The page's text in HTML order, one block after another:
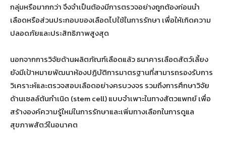
กลุ่มหรือมากกว่า จึงจำเป็นต้องมีการตรวจอย่างถูกต้องก่อนนำ
เลือดหรือส่วนประกอบของเลือดไปใช้ในการรักษา เพื่อให้เกิดความ
ปลอดภัยและประสิทธิภาพสูงสุด
นอกจากการวิจัยด้านผลิตภัณฑ์เลือดแล้ว ธนาคารเลือดสัตว์เลี้ยง
ยังมีเป้าหมายพัฒนาห้องปฏิบัติการมาตรฐานที่สามารถรองรับการ
วิเคราะห์และตรวจสอบเลือดอย่างครบวงจร รวมถึงการศึกษาวิจัย
ด้านเซลล์ต้นกำเนิด (stem cell) แบบจำเพาะในทางสัตวแพทย์ เพื่อ
สร้างองค์ความรู้ใหม่ในการรักษาและเพิ่มทางเลือกในการดูแล
สุขภาพสัตว์ในอนาคต